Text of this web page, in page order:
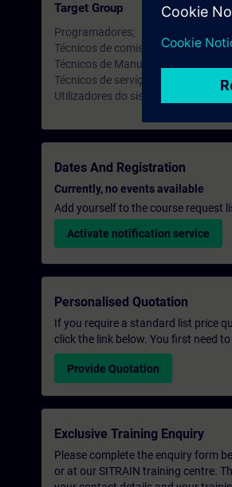
Target Group
Programadores;
Técnicos de comissionamento;
Técnicos de Manutenção;
Técnicos de serviço;
Utilizadores do sistema.
Dates And Registration
Currently, no events available
Add yourself to the course request
Activate notification service
Personalised Quotation
If you require a standard list price
click the link below. You first need
Provide Quotation
Exclusive Training Enquiry
Please complete the enquiry form
or at our SITRAIN training centre.